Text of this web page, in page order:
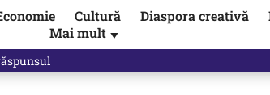
Cultură Diaspora creativă
Mai mult ▼
totul. Cine este acum în pericol / VIDEO